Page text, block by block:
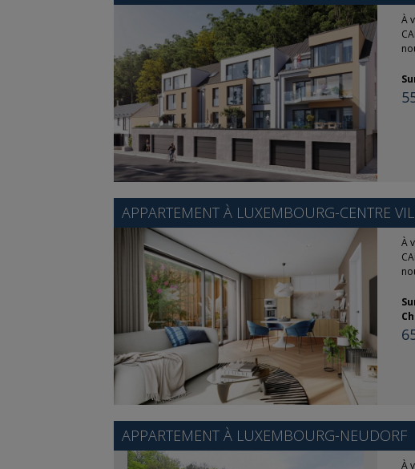
À
APPARTEMENT À LUXEMBOURG-CENTRE
À
APPARTEMENT À LUXEMBOURG-NEUDORF
À